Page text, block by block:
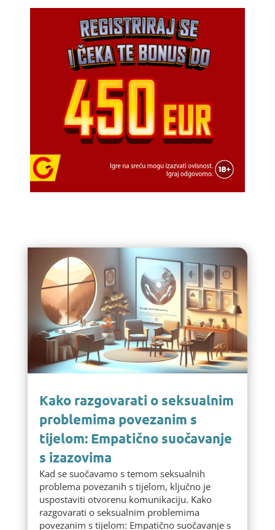
Kako razgovarati o seksualnim
problemima povezanim s
tijelom: Empatično suočavanje
s izazovima
Kad se suočavamo s temom seksualnih
problema povezanih s tijelom, ključno je
uspostaviti otvorenu komunikaciju. Kako
razgovarati o seksualnim problemima
povezanim s tijelom: Empatično suočavanje s